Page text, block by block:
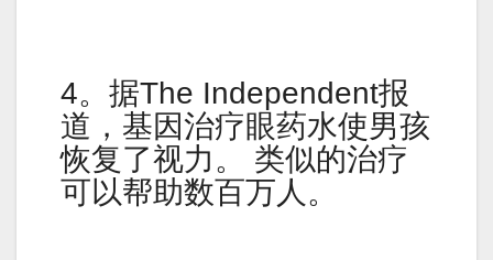
4。据The Independent报
道，基因治疗眼药水使男孩
恢复了视力。 类似的治疗
可以帮助数百万人。